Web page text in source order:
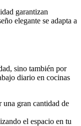
garantizan
elegante se adapta a
sino también por
diario en cocinas
una gran cantidad de
el espacio en tu